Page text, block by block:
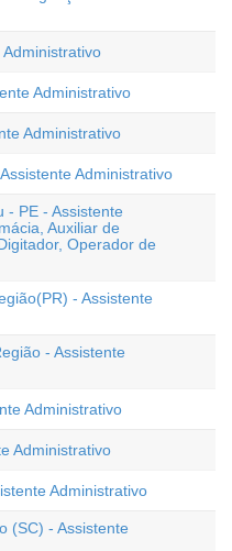
Administrativo
Administrativo
Administrativo
- PE - Assistente
Auxiliar de
Operador de
- Assistente
- Assistente
Administrativo
Administrativo
Administrativo
(SC) - Assistente